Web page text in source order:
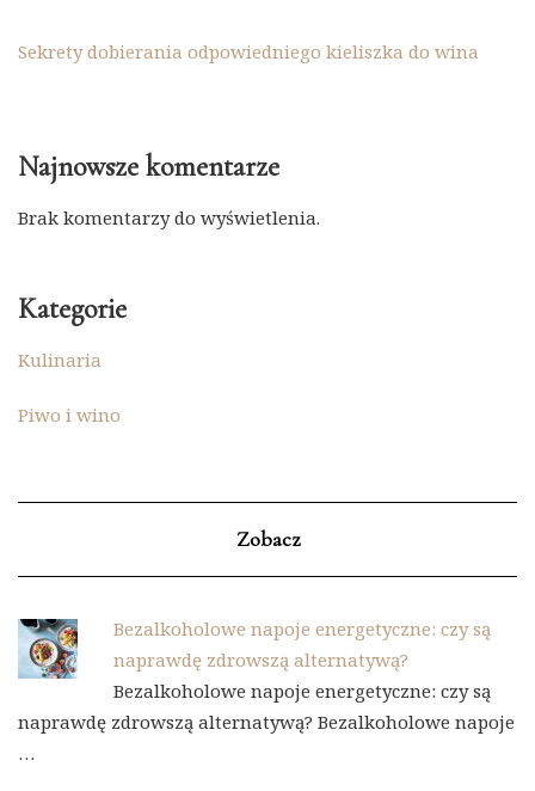
Sekrety dobierania odpowiedniego kieliszka do wina
Najnowsze komentarze
Brak komentarzy do wyświetlenia.
Kategorie
Kulinaria
Piwo i wino
Zobacz
Bezalkoholowe napoje energetyczne: czy są
naprawdę zdrowszą alternatywą?
Bezalkoholowe napoje energetyczne: czy są
naprawdę zdrowszą alternatywą? Bezalkoholowe napoje
…